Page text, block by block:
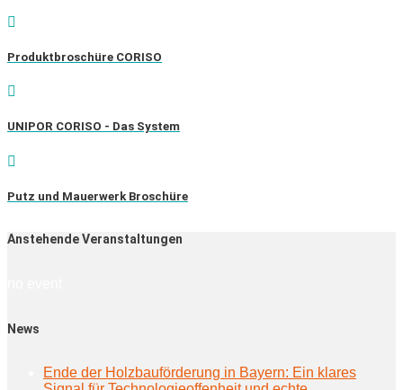
Produktbroschüre CORISO
UNIPOR CORISO - Das System
Putz und Mauerwerk Broschüre
Anstehende Veranstaltungen
News
Ende der Holzbauförderung in Bayern: Ein klares